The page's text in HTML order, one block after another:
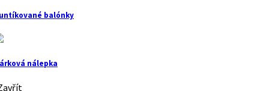
balónky
nálepka